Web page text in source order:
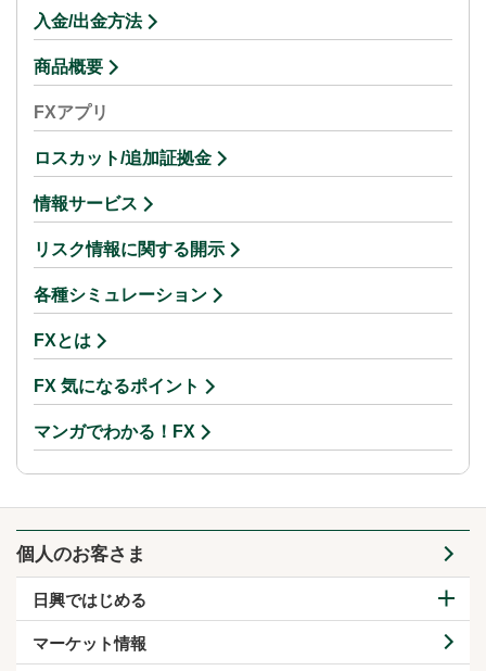
入金/出金方法
商品概要
FXアプリ
ロスカット/追加証拠金
情報サービス
リスク情報に関する開示
各種シミュレーション
FXとは
FX 気になるポイント
マンガでわかる！FX
個人のお客さま
日興ではじめる
マーケット情報